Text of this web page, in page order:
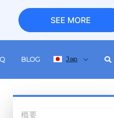
BLOG Jap
概要